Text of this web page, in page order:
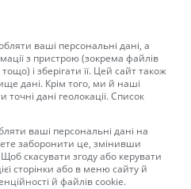
999, ЭО-2503, ЭО-3211,
ЭО-5122, ЭО-5124,
ваші персональні дані, а
з пристрою (зокрема файлів
і зберігати її. Цей сайт також
дані. Крім того, ми й наші
дані геолокації. Список
ваші персональні дані на
заборонити це, змінивши
скасувати згоду або керувати
сторінки або в меню сайту й
й файлів cookie.